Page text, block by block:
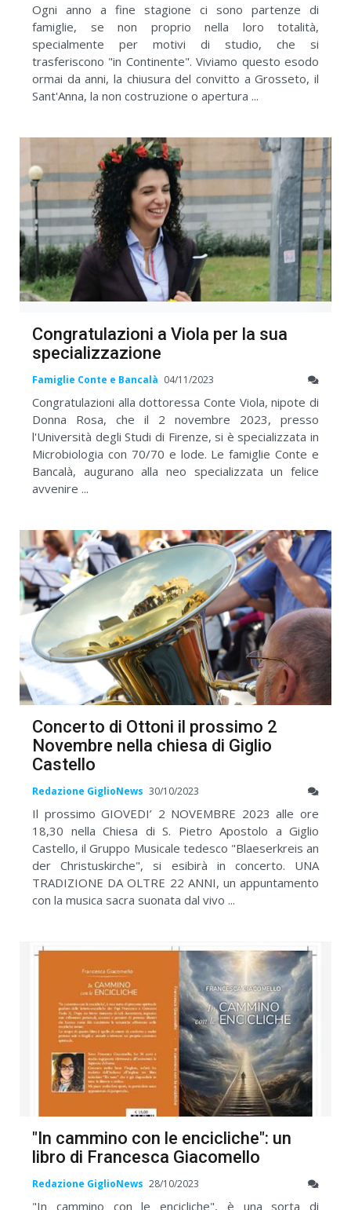
Ogni anno a fine stagione ci sono partenze di
famiglie, se non proprio nella loro totalità,
specialmente per motivi di studio, che si
trasferiscono "in Continente". Viviamo questo esodo
ormai da anni, la chiusura del convitto a Grosseto, il
Sant'Anna, la non costruzione o apertura ...
Congratulazioni a Viola per la sua
specializzazione
Famiglie Conte e Bancalà 04/11/2023
Congratulazioni alla dottoressa Conte Viola, nipote di
Donna Rosa, che il 2 novembre 2023, presso
l'Università degli Studi di Firenze, si è specializzata in
Microbiologia con 70/70 e lode. Le famiglie Conte e
Bancalà, augurano alla neo specializzata un felice
avvenire ...
Concerto di Ottoni il prossimo 2
Novembre nella chiesa di Giglio
Castello
Redazione GiglioNews 30/10/2023
Il prossimo GIOVEDI’ 2 NOVEMBRE 2023 alle ore
18,30 nella Chiesa di S. Pietro Apostolo a Giglio
Castello, il Gruppo Musicale tedesco "Blaeserkreis an
der Christuskirche", si esibirà in concerto. UNA
TRADIZIONE DA OLTRE 22 ANNI, un appuntamento
con la musica sacra suonata dal vivo ...
"In cammino con le encicliche": un
libro di Francesca Giacomello
Redazione GiglioNews 28/10/2023
"In cammino con le encicliche", è una sorta di